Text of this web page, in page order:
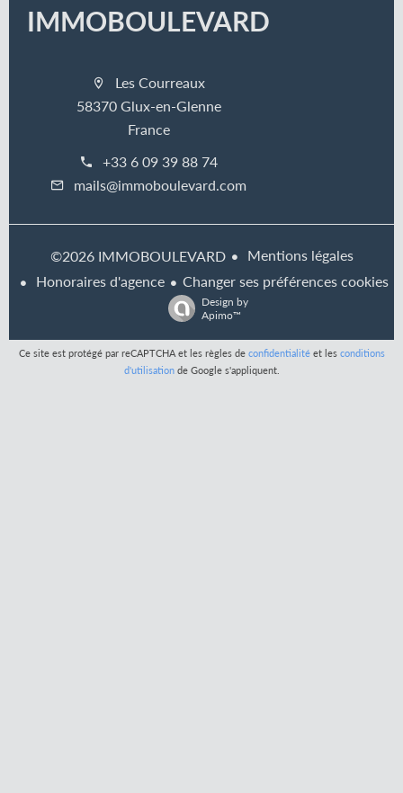
IMMOBOULEVARD
Les Courreaux
58370 Glux-en-Glenne
France
+33 6 09 39 88 74
mails@immoboulevard.com
©2026 IMMOBOULEVARD
Mentions légales
Honoraires d'agence
Changer ses préférences cookies
Design by
Apimo™
Ce site est protégé par reCAPTCHA et les règles de confidentialitéet les conditions
d'utilisationde Google s'appliquent.